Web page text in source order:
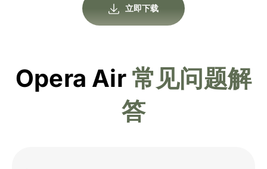
立即下载
Opera Air 常见问题解
答